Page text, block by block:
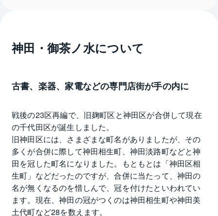
神田・御茶ノ水について
古書、楽器、家電などの専門店街が手の内に
戦後の23区再編で、旧麹町区と神田区が合併して現在
の千代田区が誕生しました。
旧神田区には、さまざまな町名がありましたが、その
多くが合併に際して神田相生町、神田淡路町などと神
田を冠した町名になりました。もともとは「神田区相
生町」などだったのですが、合併に当たって、神田の
名が無くなるのを惜しんで、冠を付けたといわれてい
ます。現在、神田の冠がつくのは神田相生町や神田美
土代町など28を数えます。